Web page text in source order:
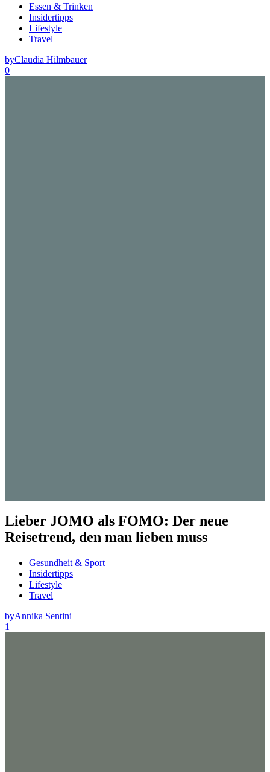
Essen & Trinken
Insidertipps
Lifestyle
Travel
byClaudia Hilmbauer
0
Lieber JOMO als FOMO: Der neue
Reisetrend, den man lieben muss
Gesundheit & Sport
Insidertipps
Lifestyle
Travel
byAnnika Sentini
1